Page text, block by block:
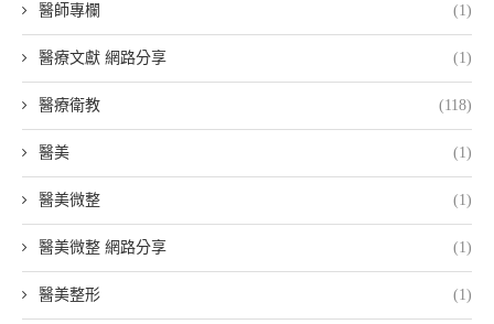
醫師專欄 (1)
醫療文獻 網路分享 (1)
醫療衛教 (118)
醫美 (1)
醫美微整 (1)
醫美微整 網路分享 (1)
醫美整形 (1)